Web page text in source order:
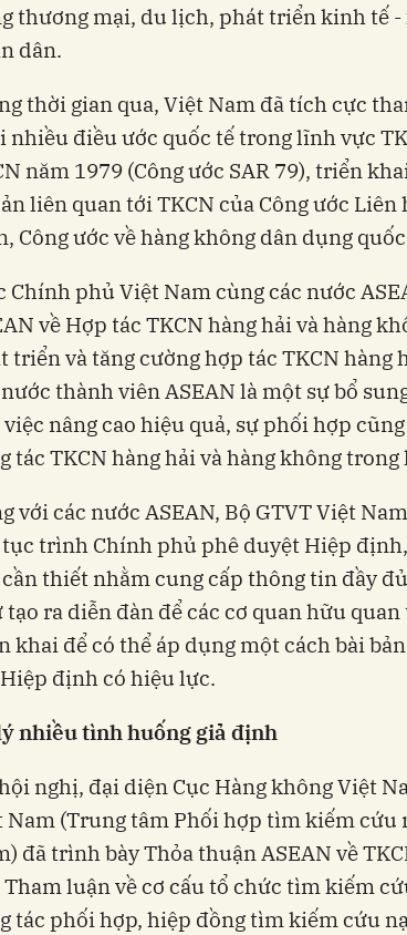
thương mại, du lịch, phát triển kinh tế -
dân.
thời gian qua, Việt Nam đã tích cực
nhiều điều ước quốc tế trong lĩnh vực
năm 1979 (Công ước SAR 79), triển
liên quan tới TKCN của Công ước Liên
Công ước về hàng không dân dụng
Chính phủ Việt Nam cùng các nước
về Hợp tác TKCN hàng hải và hàng
triển và tăng cường hợp tác TKCN hàng
thành viên ASEAN là một sự bổ
nâng cao hiệu quả, sự phối hợp
tác TKCN hàng hải và hàng không trong
với các nước ASEAN, Bộ GTVT Việt
trình Chính phủ phê duyệt Hiệp
thiết nhằm cung cấp thông tin đầy
tạo ra diễn đàn để các cơ quan hữu
khai để có thể áp dụng một cách bài
định có hiệu lực.
nhiều tình huống giả định
nghị, đại diện Cục Hàng không Việt
Nam (Trung tâm Phối hợp tìm kiếm cứu
đã trình bày Thỏa thuận ASEAN về
luận về cơ cấu tổ chức tìm kiếm
tác phối hợp, hiệp đồng tìm kiếm cứu